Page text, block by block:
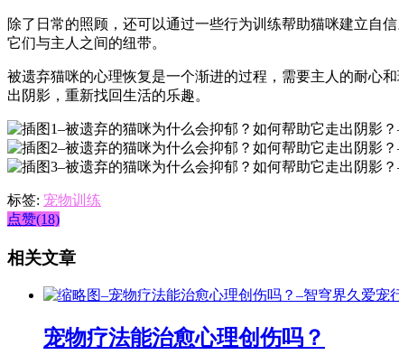
除了日常的照顾，还可以通过一些行为训练帮助猫咪建立自
它们与主人之间的纽带。
被遗弃猫咪的心理恢复是一个渐进的过程，需要主人的耐心
出阴影，重新找回生活的乐趣。
标签: 宠物训练
点赞(18)
相关文章
宠物疗法能治愈心理创伤吗？